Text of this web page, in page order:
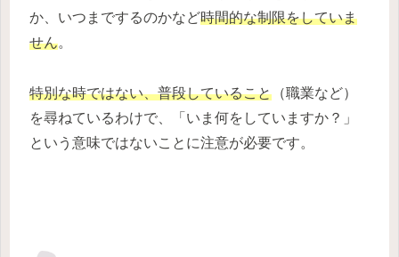
か、いつまでするのかなど時間的な制限をしていま
せん。
特別な時ではない、普段していること （職業など）
を尋ねているわけで、「いま何をしていますか？」
という意味ではないことに注意が必要です。